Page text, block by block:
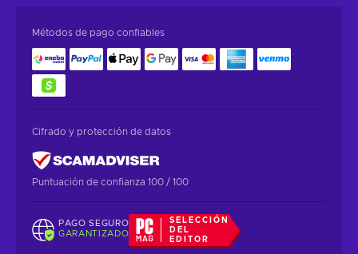
Métodos de pago confiables
Cifrado y protección de datos
Puntuación de confianza 100 / 100
PAGO SEGURO
GARANTIZADO
SELECCIÓN
DEL
EDITOR